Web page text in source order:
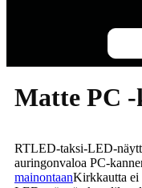
Matte PC -
RTLED-taksi-LED-
auringonvaloa PC-
mainontaanKirkkautta ei